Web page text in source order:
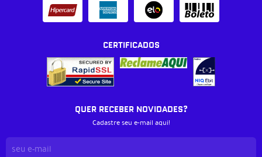
CERTIFICADOS
QUER RECEBER NOVIDADES?
Cadastre seu e-mail aqui!